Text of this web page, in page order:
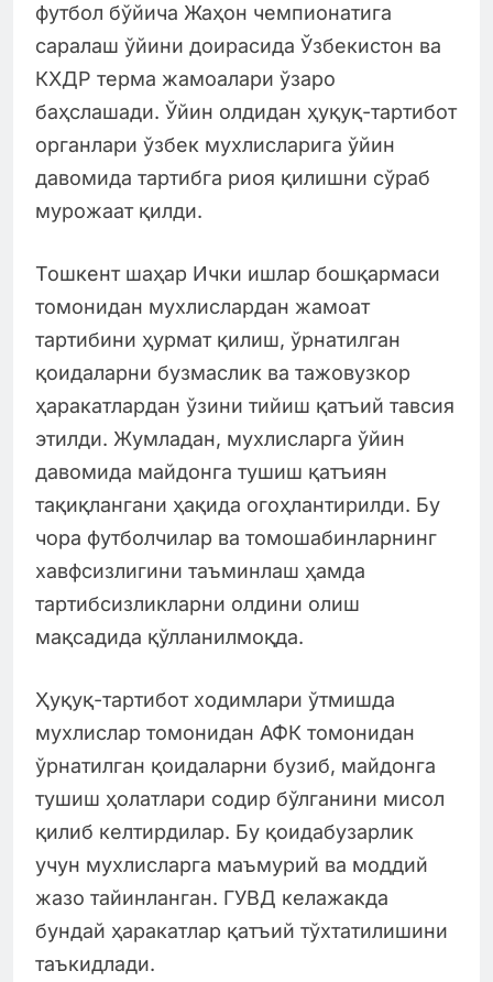
футбол бўйича Жаҳон чемпионатига
саралаш ўйини доирасида Ўзбекистон ва
КХДР терма жамоалари ўзаро
баҳслашади. Ўйин олдидан ҳуқуқ-тартибот
органлари ўзбек мухлисларига ўйин
давомида тартибга риоя қилишни сўраб
мурожаат қилди.
Тошкент шаҳар Ички ишлар бошқармаси
томонидан мухлислардан жамоат
тартибини ҳурмат қилиш, ўрнатилган
қоидаларни бузмаслик ва тажовузкор
ҳаракатлардан ўзини тийиш қатъий тавсия
этилди. Жумладан, мухлисларга ўйин
давомида майдонга тушиш қатъиян
тақиқлангани ҳақида огоҳлантирилди. Бу
чора футболчилар ва томошабинларнинг
хавфсизлигини таъминлаш ҳамда
тартибсизликларни олдини олиш
мақсадида қўлланилмоқда.
Ҳуқуқ-тартибот ходимлари ўтмишда
мухлислар томонидан АФК томонидан
ўрнатилган қоидаларни бузиб, майдонга
тушиш ҳолатлари содир бўлганини мисол
қилиб келтирдилар. Бу қоидабузарлик
учун мухлисларга маъмурий ва моддий
жазо тайинланган. ГУВД келажакда
бундай ҳаракатлар қатъий тўхтатилишини
таъкидлади.